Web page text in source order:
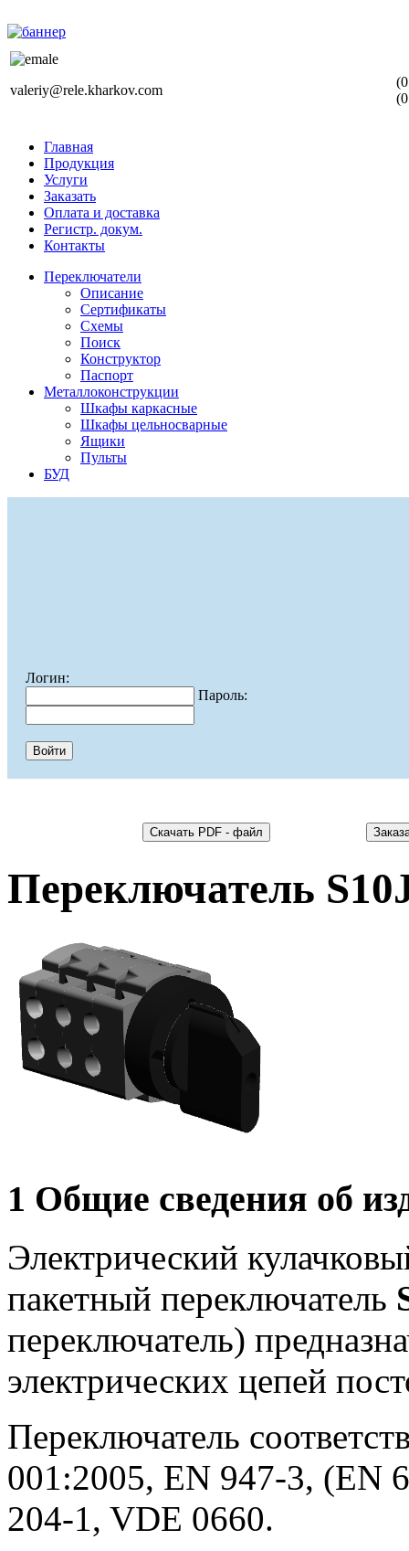
valeriy@rele.kharkov.com
Главная
Продукция
Услуги
Заказать
Оплата и доставка
Регистр. докум.
Контакты
Переключатели
Описание
Сертификаты
Схемы
Поиск
Конструктор
Паспорт
Металлоконструкции
Шкафы каркасные
Шкафы цельносварные
Ящики
Пульты
БУД
Логин:
Пароль:
Переключатель
1 Общие сведения об
Электрический
пакетный переключатель
переключатель)
электрических цепей
Переключатель
001:2005, EN 947-3, (EN
204-1, VDE 0660.